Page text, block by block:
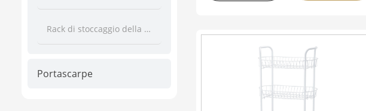
Rack di stoccaggio della cucina
Portascarpe